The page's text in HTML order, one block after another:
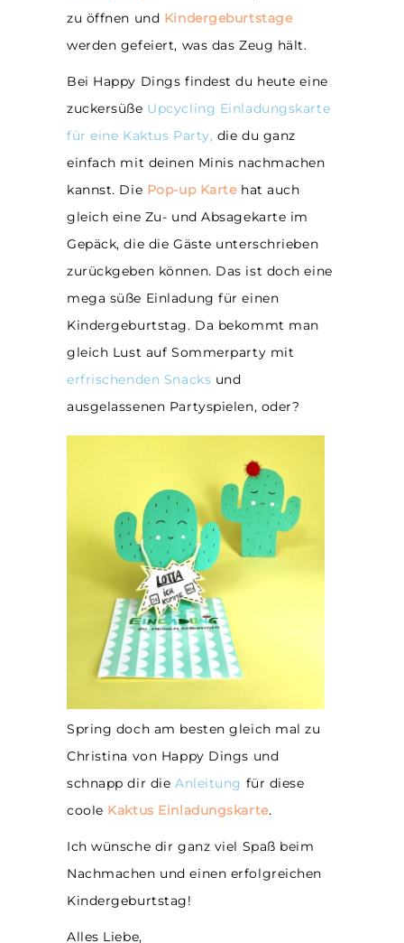
zu öffnen und Kindergeburtstage
werden gefeiert, was das Zeug hält.
Bei Happy Dings findest du heute eine
zuckersüße Upcycling Einladungskarte
für eine Kaktus Party, die du ganz
einfach mit deinen Minis nachmachen
kannst. Die Pop-up Kartehat auch
gleich eine Zu- und Absagekarte im
Gepäck, die die Gäste unterschrieben
zurückgeben können. Das ist doch eine
mega süße Einladung für einen
Kindergeburtstag. Da bekommt man
gleich Lust auf Sommerparty mit
erfrischenden Snacks und
ausgelassenen Partyspielen, oder?
Spring doch am besten gleich mal zu
Christina von Happy Dings und
schnapp dir die Anleitung für diese
coole Kaktus Einladungskarte.
Ich wünsche dir ganz viel Spaß beim
Nachmachen und einen erfolgreichen
Kindergeburtstag!
Alles Liebe,